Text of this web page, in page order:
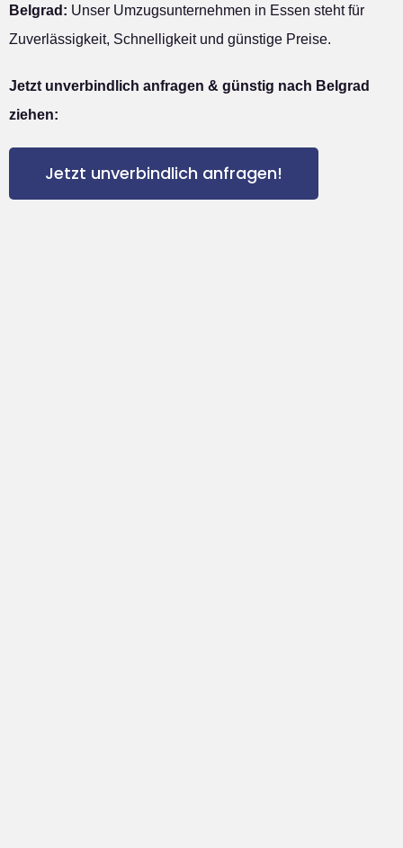
Belgrad: Unser Umzugsunternehmen in Essen steht für
Zuverlässigkeit, Schnelligkeit und günstige Preise.
Jetzt unverbindlich anfragen & günstig nach Belgrad
ziehen:
Jetzt unverbindlich anfragen!